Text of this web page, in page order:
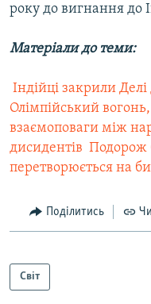
року до вигнання до
Матеріали до теми:
 Індійці закрили
Олімпійський
взаємоповаги між
дисидентів 
перетворюється на
Поділитись
Світ